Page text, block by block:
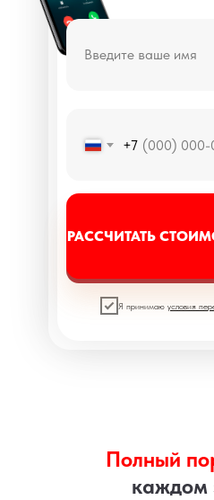
Я принимаю условия
РАССЧИТАТЬ
Введите ваше имя
+7
Полный
каждом